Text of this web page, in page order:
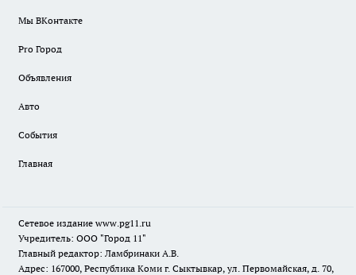
Мы ВКонтакте
Pro Город
Объявления
Авто
События
Главная
Сетевое издание www.pg11.ru
Учредитель: ООО "Город 11"
Главный редактор: Ламбринаки А.В.
Адрес: 167000, Республика Коми г. Сыктывкар, ул. Первомайская, д. 70,